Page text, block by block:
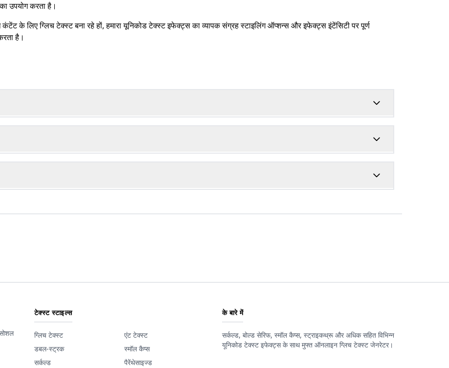
उपयोग करता है।
कंटेंट के लिए ग्लिच टेक्स्ट बना रहे हों, हमारा यूनिकोड टेक्स्ट इफेक्ट्स का व्यापक संग्रह स्टाइलिंग ऑप्शन्स और इफेक्ट्स इंटेंसिटी पर पूर्ण
है।
टेक्स्ट स्टाइल्स
ग्लिच टेक्स्ट
एंट टेक्स्ट
डबल-स्ट्रक
स्मॉल कैप्स
सर्कल्ड
पैरेंथेसाइज्ड
के बारे में
सर्कल्ड, बोल्ड सेरिफ, स्मॉल कैप्स, स्ट्राइकथ्रू और अधिक सहित विभिन्न
यूनिकोड टेक्स्ट इफेक्ट्स के साथ मुफ्त ऑनलाइन ग्लिच टेक्स्ट जेनरेटर।